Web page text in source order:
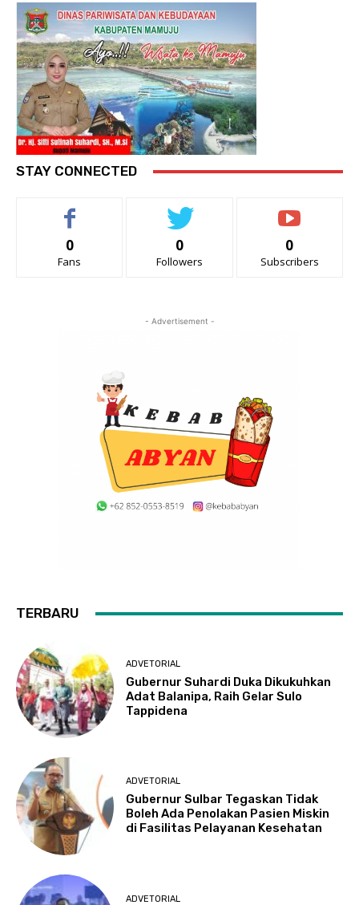
STAY CONNECTED
0
Fans
0
Followers
0
Subscribers
- Advertisement -
TERBARU
ADVETORIAL
Gubernur Suhardi Duka Dikukuhkan
Adat Balanipa, Raih Gelar Sulo
Tappidena
ADVETORIAL
Gubernur Sulbar Tegaskan Tidak
Boleh Ada Penolakan Pasien Miskin
di Fasilitas Pelayanan Kesehatan
ADVETORIAL